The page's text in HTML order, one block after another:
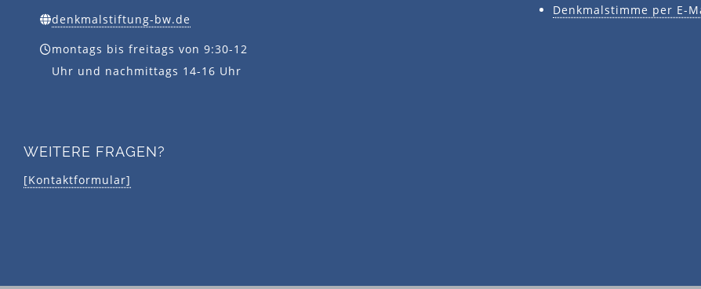
denkmalstiftung-bw.de
montags bis freitags von 9:30-12
Uhr und nachmittags 14-16 Uhr
WEITERE FRAGEN?
[Kontaktformular]
Denkmalstimme per E-